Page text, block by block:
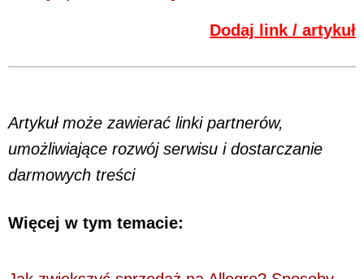
Dodaj link / artykuł
Artykuł może zawierać linki partnerów,
umożliwiające rozwój serwisu i dostarczanie
darmowych treści
Więcej w tym temacie: